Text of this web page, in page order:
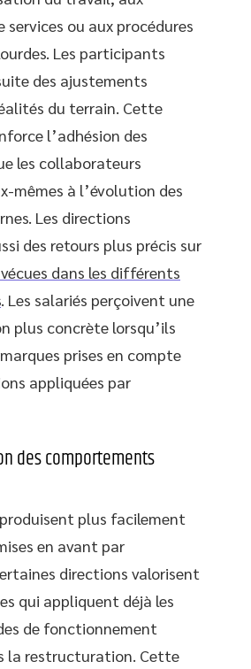
ou aux procédures
Les participants
des ajustements
du terrain. Cette
l’adhésion des
les collaborateurs
mêmes à l’évolution des
Les directions
des retours plus précis sur
dans les différents
. Les salariés perçoivent une
plus concrète lorsqu’ils
prises en compte
appliquées par
des comportements
plus facilement
en avant par
directions valorisent
qui appliquent déjà les
de fonctionnement
la restructuration. Cette